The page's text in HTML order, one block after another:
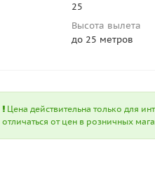
25
Высота вылета
до 25 метров
Цена действительна только для
отличаться от цен в розничных